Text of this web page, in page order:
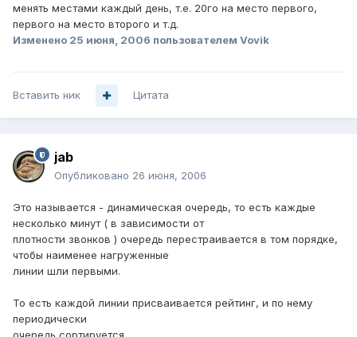
менять местами каждый день, т.е. 20го на место первого,
первого на место второго и т.д.
Изменено 25 июня, 2006 пользователем Vovik
Вставить ник Цитата
jab
Опубликовано 26 июня, 2006
Это называется - динамическая очередь, то есть каждые
несколько минут ( в зависимости от
плотности звонков ) очередь перестраивается в том порядке,
чтобы наименее нагруженные
линии шли первыми.
То есть каждой линии присваивается рейтинг, и по нему
периодически